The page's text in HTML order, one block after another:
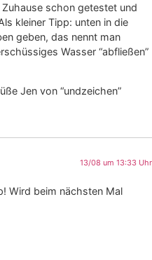
schon getestet und
kleiner Tipp: unten in die
geben, das nennt man
Wasser “abfließen”
Jen von “undzeichen”
13/08 um 13:33 Uhr
Wird beim nächsten Mal